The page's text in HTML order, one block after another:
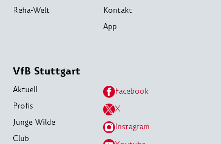
Reha-Welt
Kontakt
App
VfB Stuttgart
Aktuell
Profis
Junge Wilde
Club
Facebook
X
Instagram